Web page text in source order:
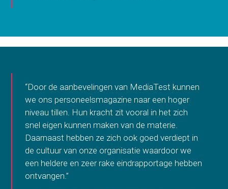
“Door de aanbevelingen van MediaTest kunnen
we ons personeelsmagazine naar een hoger
niveau tillen. Hun kracht zit vooral in het zich
snel eigen kunnen maken van de materie.
Daarnaast hebben ze zich ook goed verdiept in
de cultuur van onze organisatie waardoor we
een heldere en zeer rake eindrapportage hebben
ontvangen.”